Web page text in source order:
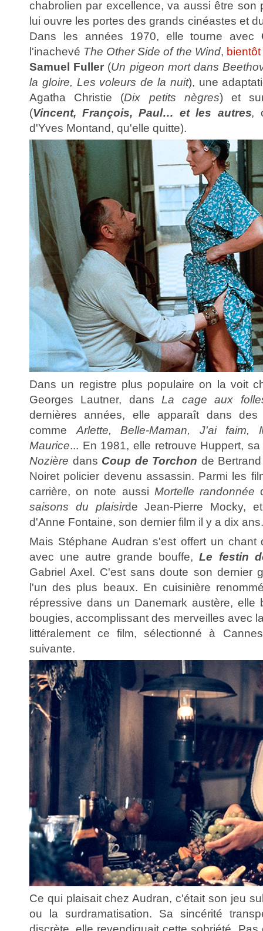
chabrolien par excellence, va aussi être son
lui ouvre les portes des grands cinéastes et
Dans les années 1970, elle tourne avec
l'inachevé The Other Side of the Wind,
Samuel Fuller (Un pigeon mort dans
la gloire, Les voleurs de la nuit), une
Agatha Christie (Dix petits nègres) et
(Vincent, François, Paul… et les autres,
d'Yves Montand, qu'elle quitte).
Dans un registre plus populaire on la voit
Georges Lautner, dansLa cage aux
dernières années, elle apparaît dans des
commeArlette, Belle-Maman, J'ai faim,
Maurice... En 1981, elle retrouve Huppert,
Nozière dans Coup de Torchon de
Noiret policier devenu assassin. Parmi les
carrière, on note aussi Mortelle randonnée
saisons du plaisirde Jean-Pierre Mocky,
d'Anne Fontaine, son dernier film il y a dix ans.
Mais Stéphane Audran s'est offert un chant
avec une autre grande bouffe,Le festin
Gabriel Axel. C'est sans doute son dernier
l'un des plus beaux. En cuisinière
répressive dans un Danemark austère, elle
bougies, accomplissant des merveilles avec
littéralement ce film, sélectionné à
suivante.
Ce qui plaisait chez Audran, c'était son jeu
ou la surdramatisation. Sa sincérité